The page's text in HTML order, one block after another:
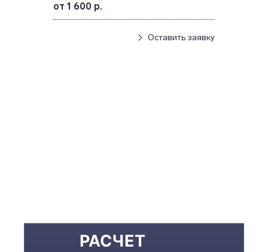
от 1 600 р.
Оставить заявку
РАСЧЕТ